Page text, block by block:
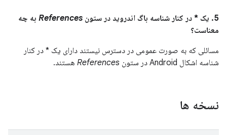
5. یک * در کنار شناسه باگ اندروید در ستون References به چه
معناست؟
مسائلی که به صورت عمومی در دسترس نیستند دارای یک * در کنار
شناسه اشکال Android در ستون
References هستند.
نسخه ها